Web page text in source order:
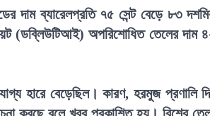
দাম ব্যারেলপ্রতি ৭৫ সেন্ট বেড়ে ৮৩
(ডব্লিউটিআই) অপরিশোধিত তেলের দাম
হারে বেড়েছিল। কারণ, হরমুজ প্রণালি